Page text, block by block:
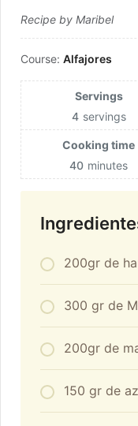
Recipe by Maribel
Course: Alfajores
Servings
4 servings
Cooking time
40 minutes
200gr de
300 gr de
200gr de
150 gr de